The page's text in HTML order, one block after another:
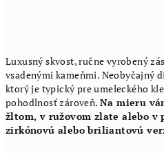
Luxusný skvost, ručne vyrobený
vsadenými kameňmi. Neobyčajný
ktorý je typický pre umeleckého
pohodlnosť zároveň. Na mieru
žltom, v ružovom zlate alebo v
zirkónovú alebo briliantovú